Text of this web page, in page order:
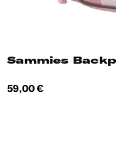
Sammies
Hind
59,00 €